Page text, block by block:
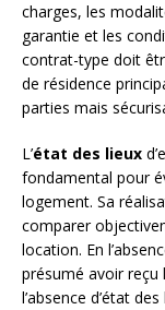
charges, les
garantie et les
contrat-type doit
de résidence
parties mais
L’état des lieux
fondamental pour
logement. Sa
comparer
location. En
présumé avoir
l’absence d’état